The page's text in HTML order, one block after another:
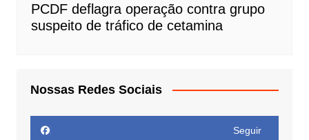
PCDF deflagra operação contra grupo
suspeito de tráfico de cetamina
Nossas Redes Sociais
Seguir